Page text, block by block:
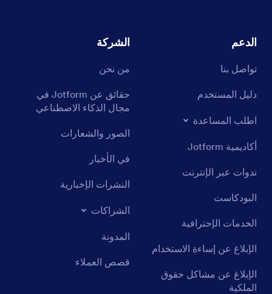
الدعم
تواصل بنا
دليل المستخدم
اطلب المساعدة
أكاديمية Jotform
ندوات عبر الإنترنت
البودكاست
الخدمات الإحترافية
الإبلاغ عن إساءة الاستخدام
الإبلاغ عن مشاكل حقوق
الملكية
الشركة
من نحن
حقائق عن Jotform في
مجال الذكاء الاصطناعي
الصور والشعارات
في الأخبار
النشرات الإخبارية
الشراكات
المدونة
قصص العملاء